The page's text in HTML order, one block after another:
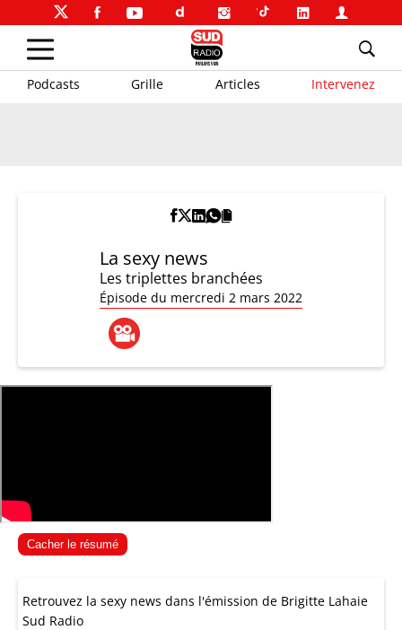
Podcasts Grille Articles Intervenez
La sexy news
Les triplettes branchées
Épisode du mercredi 2 mars 2022
Cacher le résumé
Retrouvez la sexy news dans l'émission de Brigitte Lahaie
Sud Radio